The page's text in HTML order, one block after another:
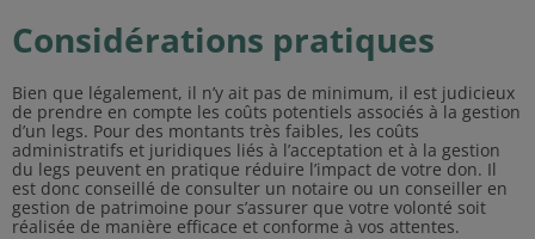
Considérations pratiques
Bien que légalement, il n’y ait pas de minimum, il est judicieux
de prendre en compte les coûts potentiels associés à la gestion
d’un legs. Pour des montants très faibles, les coûts
administratifs et juridiques liés à l’acceptation et à la gestion
du legs peuvent en pratique réduire l’impact de votre don. Il
est donc conseillé de consulter un notaire ou un conseiller en
gestion de patrimoine pour s’assurer que votre volonté soit
réalisée de manière efficace et conforme à vos attentes.